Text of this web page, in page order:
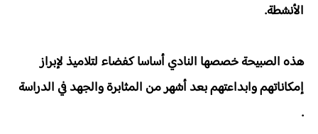
الأنشطة.
هذه الصبيحة خصصها النادي أساسا كفضاء لتلاميذ لإبراز
إمكاناتهم وابداعتهم بعد أشهر من المثابرة والجهد في الدراسة
.